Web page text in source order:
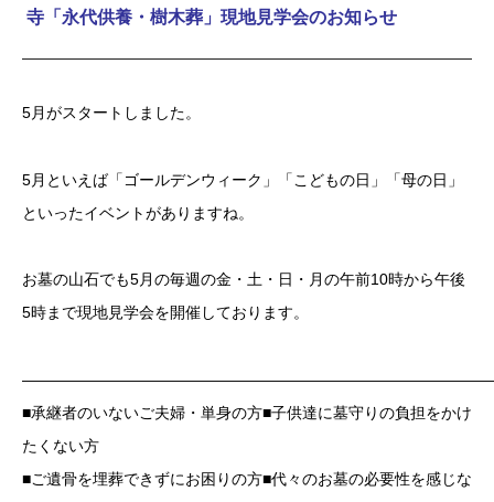
寺「永代供養・樹木葬」現地見学会のお知らせ
5月がスタートしました。
5月といえば「ゴールデンウィーク」「こどもの日」「母の日」
といったイベントがありますね。
お墓の山石でも5月の毎週の金・土・日・月の午前10時から午後
5時まで現地見学会を開催しております。
■承継者のいないご夫婦・単身の方■子供達に墓守りの負担をかけ
たくない方
■ご遺骨を埋葬できずにお困りの方■代々のお墓の必要性を感じな